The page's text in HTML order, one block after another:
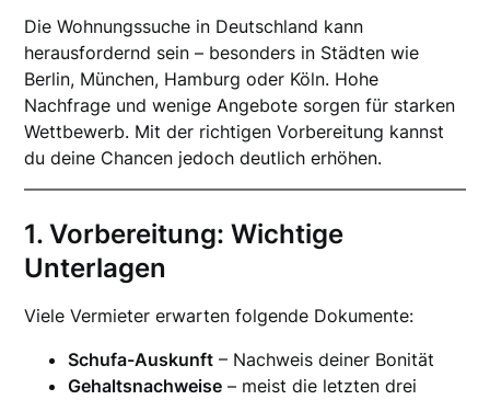
Die Wohnungssuche in Deutschland kann
herausfordernd sein – besonders in Städten wie
Berlin, München, Hamburg oder Köln. Hohe
Nachfrage und wenige Angebote sorgen für starken
Wettbewerb. Mit der richtigen Vorbereitung kannst
du deine Chancen jedoch deutlich erhöhen.
1. Vorbereitung: Wichtige
Unterlagen
Viele Vermieter erwarten folgende Dokumente:
Schufa-Auskunft – Nachweis deiner Bonität
Gehaltsnachweise – meist die letzten drei